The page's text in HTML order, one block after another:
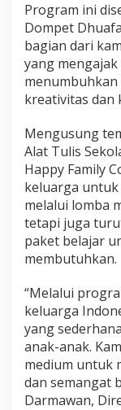
Program ini
Dompet
bagian dari
yang
kreativitas dan
Mengusung
Alat Tulis
Happy Family
keluarga
melalui lomba
tetapi juga
paket belajar
membutuhkan.
“Melalui
keluarga
yang
anak-anak.
medium untuk
dan semangat
Darmawan,